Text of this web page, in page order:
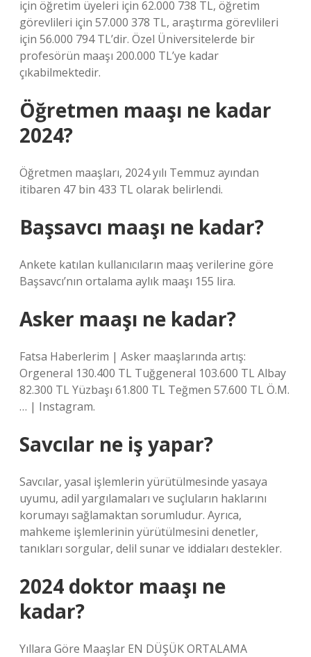
için öğretim üyeleri için 62.000 738 TL, öğretim
görevlileri için 57.000 378 TL, araştırma görevlileri
için 56.000 794 TL’dir. Özel Üniversitelerde bir
profesörün maaşı 200.000 TL’ye kadar
çıkabilmektedir.
Öğretmen maaşı ne kadar
2024?
Öğretmen maaşları, 2024 yılı Temmuz ayından
itibaren 47 bin 433 TL olarak belirlendi.
Başsavcı maaşı ne kadar?
Ankete katılan kullanıcıların maaş verilerine göre
Başsavcı’nın ortalama aylık maaşı 155 lira.
Asker maaşı ne kadar?
Fatsa Haberlerim | Asker maaşlarında artış:
Orgeneral 130.400 TL Tuğgeneral 103.600 TL Albay
82.300 TL Yüzbaşı 61.800 TL Teğmen 57.600 TL Ö.M.
… | Instagram.
Savcılar ne iş yapar?
Savcılar, yasal işlemlerin yürütülmesinde yasaya
uyumu, adil yargılamaları ve suçluların haklarını
korumayı sağlamaktan sorumludur. Ayrıca,
mahkeme işlemlerinin yürütülmesini denetler,
tanıkları sorgular, delil sunar ve iddiaları destekler.
2024 doktor maaşı ne
kadar?
Yıllara Göre Maaşlar EN DÜŞÜK ORTALAMA